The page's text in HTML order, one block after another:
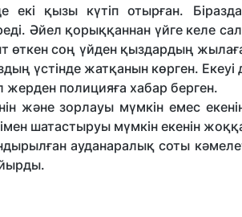
қызы күтіп отырған.
Әйел қорыққаннан үйге келе
өткен соң үйден қыздардың
үстінде жатқанын көрген. Екеуі
жерден полицияға хабар берген.
және зорлауы мүмкін емес
шатастыруы мүмкін екенін
ауданаралық соты